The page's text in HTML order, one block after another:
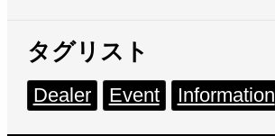
タグリスト
Dealer Event Information